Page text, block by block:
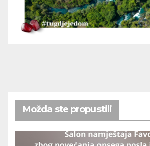
Možda ste propustili